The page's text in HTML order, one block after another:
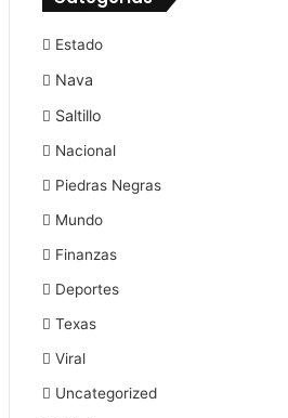
Estado
Nava
Saltillo
Nacional
Piedras Negras
Mundo
Finanzas
Deportes
Texas
Viral
Uncategorized